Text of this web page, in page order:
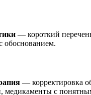
— короткий
обоснованием.
— корректировка
медикаменты с